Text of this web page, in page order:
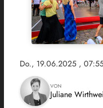
Do., 19.06.2025 ,
VON
Juliane